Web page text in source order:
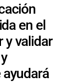
en el
y validar